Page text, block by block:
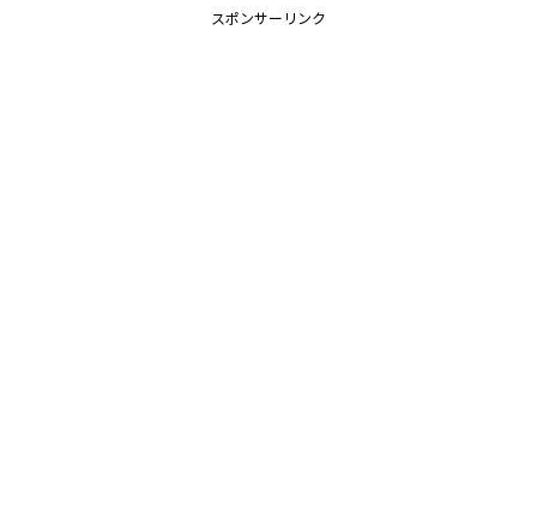
スポンサーリンク